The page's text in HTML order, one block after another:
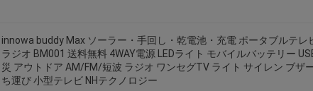
innowa buddy Max ソーラー・手回し・乾電池・充電 ポータブルテレ
ラジオ BM001 送料無料 4WAY電源 LEDライト モバイルバッテリー
災 アウトドア AM/FM/短波 ラジオ ワンセグTV ライト サイレン ブザ
ち運び 小型テレビ NHテクノロジー